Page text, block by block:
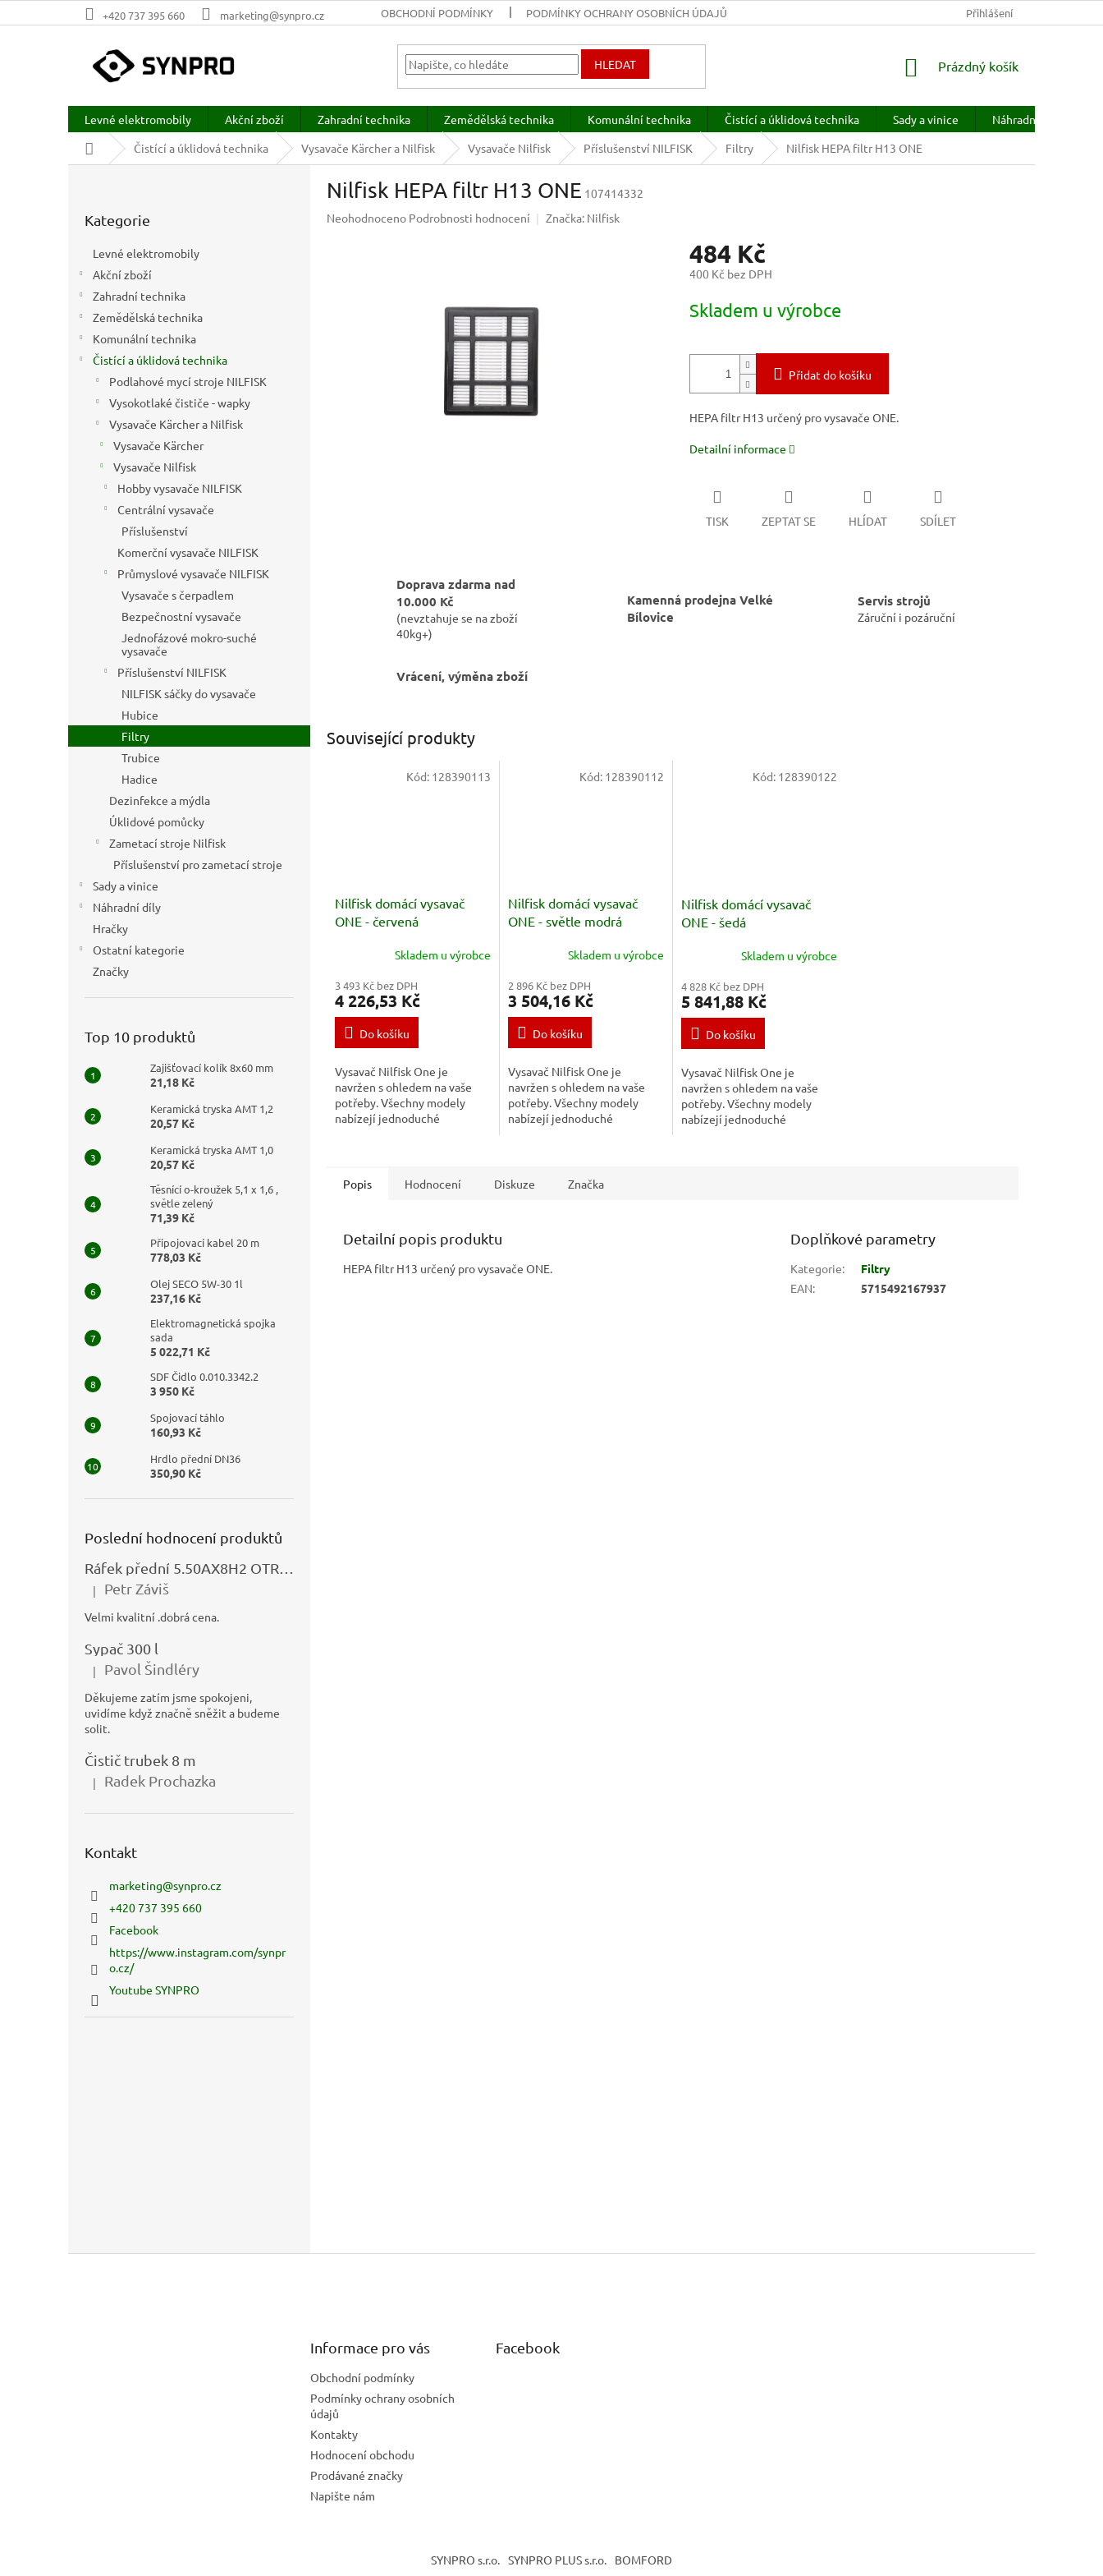
na
+420 737 395 660 marketing@synpro.cz OBCHODNÍ PODMÍNKY PODMÍNKY OCHRANY OSOBNÍCH ÚDAJŮ PRODÁVANÉ ZNAČKY
Přihlášení
HLEDAT
NÁKUPNÍ
Prázdný košík
Levné elektromobily Akční zboží Zahradní technika Zemědělská technika Komunální technika Čistící a úklidová technika Sady a vinice Náhradní díly
Domů
Čistící a úklidová technika Vysavače Kärcher a Nilfisk Vysavače Nilfisk Příslušenství NILFISK Filtry Nilfisk HEPA filtr H13 ONE
kategorie
Kategorie
Levné elektromobily
Akční zboží
Zahradní technika
Zemědělská technika
Komunální technika
Čistící a úklidová technika
Podlahové mycí stroje NILFISK
Vysokotlaké čističe - wapky
Vysavače Kärcher a Nilfisk
Vysavače Kärcher
Vysavače Nilfisk
Hobby vysavače NILFISK
Centrální vysavače
Příslušenství
Komerční vysavače NILFISK
Průmyslové vysavače NILFISK
Vysavače s čerpadlem
Bezpečnostní vysavače
Jednofázové mokro-suché
vysavače
Příslušenství NILFISK
NILFISK sáčky do vysavače
Hubice
Filtry
Trubice
Hadice
Dezinfekce a mýdla
Úklidové pomůcky
Zametací stroje Nilfisk
Příslušenství pro zametací stroje
Sady a vinice
Náhradní díly
Hračky
Ostatní kategorie
Značky
Top 10 produktů
Zajišťovací kolík 8x60 mm
21,18 Kč
Keramická tryska AMT 1,2
20,57 Kč
Keramická tryska AMT 1,0
20,57 Kč
Těsnící o-kroužek 5,1 x 1,6 ,
světle zelený
71,39 Kč
Připojovací kabel 20 m
778,03 Kč
Olej SECO 5W-30 1l
237,16 Kč
Elektromagnetická spojka
sada
5 022,71 Kč
SDF Čidlo 0.010.3342.2
3 950 Kč
Spojovací táhlo
160,93 Kč
Hrdlo přední DN36
350,90 Kč
Poslední hodnocení produktů
Hodnocení produktu je 5 z 5 hvězdiček.
| Petr Záviš
Velmi kvalitní .dobrá cena.
Sypač 300 l
Hodnocení produktu je 5 z 5 hvězdiček.
| Pavol Šindléry
Děkujeme zatím jsme spokojeni,
uvidíme když značně sněžit a budeme
solit.
Čistič trubek 8 m
Hodnocení produktu je 5 z 5 hvězdiček.
| Radek Prochazka
Kontakt
marketing@synpro.cz
+420 737 395 660
Facebook
https://www.instagram.com/synpr
o.cz/
Youtube SYNPRO
Nilfisk HEPA filtr H13 ONE 107414332
Průměrné
Neohodnoceno Podrobnosti hodnocení Značka: Nilfisk
484 Kč
400 Kč bez DPH
cena:
Skladem u výrobce
Přidat do košíku
HEPA filtr H13 určený pro vysavače ONE.
Detailní informace
TISK ZEPTAT SE HLÍDAT SDÍLET
Doprava zdarma nad
10.000 Kč
(nevztahuje se na zboží
40kg+)
Kamenná prodejna Velké
Bílovice
Servis strojů
Záruční i pozáruční
Vrácení, výměna zboží
Související produkty
Nilfisk domácí vysavač
ONE - červená
Skladem u výrobce
3 493 Kč bez DPH
4 226,53 Kč
Do košíku
Vysavač Nilfisk One je
navržen s ohledem na vaše
potřeby. Všechny modely
nabízejí jednoduché
Kód: 128390113
Nilfisk domácí vysavač
ONE - světle modrá
Skladem u výrobce
2 896 Kč bez DPH
3 504,16 Kč
Do košíku
Vysavač Nilfisk One je
navržen s ohledem na vaše
potřeby. Všechny modely
nabízejí jednoduché
Kód: 128390112
Nilfisk domácí vysavač
ONE - šedá
Skladem u výrobce
4 828 Kč bez DPH
5 841,88 Kč
Do košíku
Vysavač Nilfisk One je
navržen s ohledem na vaše
potřeby. Všechny modely
nabízejí jednoduché
Kód: 128390122
Popis Hodnocení Diskuze Značka
Detailní popis produktu
HEPA filtr H13 určený pro vysavače ONE.
Doplňkové parametry
Kategorie:
Filtry
EAN: 5715492167937
Informace pro vás
Obchodní podmínky
Podmínky ochrany osobních
údajů
Kontakty
Hodnocení obchodu
Prodávané značky
Napište nám
Facebook
SYNPRO s.r.o. SYNPRO PLUS s.r.o. BOMFORD